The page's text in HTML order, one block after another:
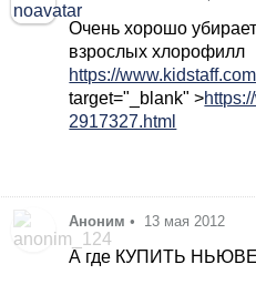
Очень хорошо
взрослых хлорофилл
https://
target="_blank" >
2917327.html
Аноним • 13 мая 2012
А где КУПИТЬ